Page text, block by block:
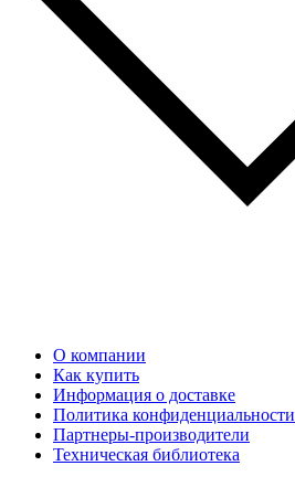
О компании
Как купить
Информация о доставке
Политика конфиденциальности
Партнеры-производители
Техническая библиотека